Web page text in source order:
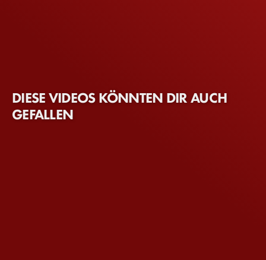
DIESE VIDEOS KÖNNTEN DIR AUCH
GEFALLEN